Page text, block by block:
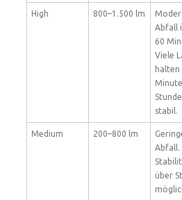
High 800–1.500 lm
Abfall
60
Viele
halten
stabil.
Medium 200–800 lm
Abfall.
über